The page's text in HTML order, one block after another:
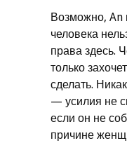
Возможно, An
человека
права здесь.
только
сделать.
— усилия не
если он не
причине